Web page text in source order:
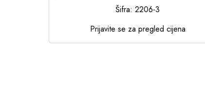
Šifra: 2206-3
Prijavite se za pregled cijena